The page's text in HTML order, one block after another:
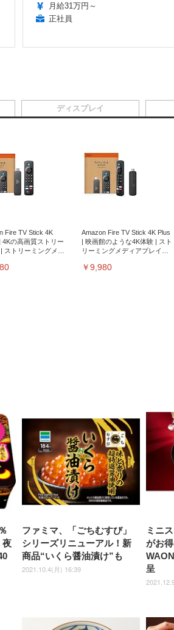
月給31万円～
正社員
Fire TV Stick 4K
4Kの高画質ストリー
ストリーミングメデ
Amazon Fire TV Stick 4K Plus
| 映画館のような4K体験 | スト
リーミングメディアプレイヤ
￥9,980
れない テレワーク
化バックレスト 30
ング機能 人間工学 椅
ート 90度跳ね上げ
レスト 3Dヘッドレス
ー付き 高反発クッシ
チェア 通気性メッシ
ミング/勉強/事務用 お
ソコンチェア (ブラ
Sezlife オフィスチェア デスク
チェア 疲れない テレワーク
チェア 強化バックレスト 30度
ロッキング機能 人間工学 椅子
腰サポート 90度跳ね上げ式ア
ームレスト 3Dヘッドレスト
ハンガー付き 高反発クッショ
ン PCチェア 通気性メッシュ
ゲーミング/勉強/事務用 おし
ゃれ パソコンチェア (ホワイ
ト)
￥7,680
ディスプレイ
充電フッ
ZDM1J）
ニター フル
HD（1920×1080）VA 非光
沢 HDMI/DisplayPort/VGA
スピーカー内蔵 高さ調整 ス
イベル VESA対応
ComfortView ビジネス向け
￥15,800
ー
年
￥
犬用 26枚入り 単品
Smart Basic(スマートベーシ
ック) 【Amazon.co.jp限定】
Smart Basic アイリスオーヤマ
ペットシーツ 超厚型 お徳用
ワイド 100枚入 (x 1) (ケース
販売)
￥3,670
夜
ファミマ、「ごちむすび」
シリーズリニューアル！新
商品“いくら醤油漬け”も
2021.10.4(月) 16:39
ミニ
がお
呈